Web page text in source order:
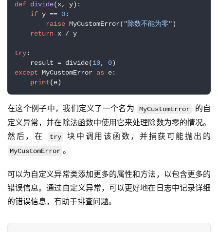
def divide(x, y):
if y == 0:
raise MyCustomError( "除数不能为零")
return x / y
try:
    result = divide(
10, 0
except MyCustomError as e:
print(e)
在这个例子中，我们定义了一个名为 MyCustomError
的自
定义异常，并在除法函数中使用它来处理除数为零的情况。
然后，在
try
MyCustomError 。
可以为自定义异常类添加更多的属性和方法，以包含更多的
错误信息。通过自定义异常，可以更好地在日志中记录详细
的错误信息，有助于排查问题。